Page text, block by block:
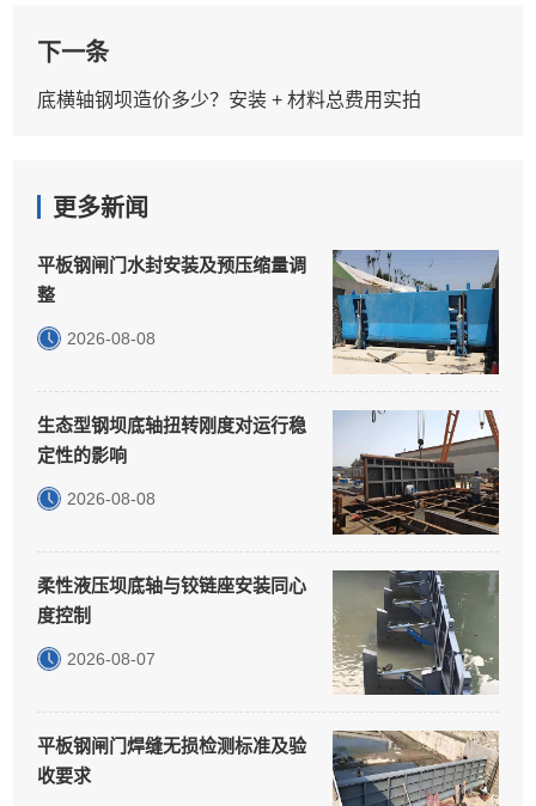
下一条
底横轴钢坝造价多少？安装 + 材料总费用实拍
更多新闻
平板钢闸门水封安装及预压缩量调
整
2026-08-08
生态型钢坝底轴扭转刚度对运行稳
定性的影响
2026-08-08
柔性液压坝底轴与铰链座安装同心
度控制
2026-08-07
平板钢闸门焊缝无损检测标准及验
收要求